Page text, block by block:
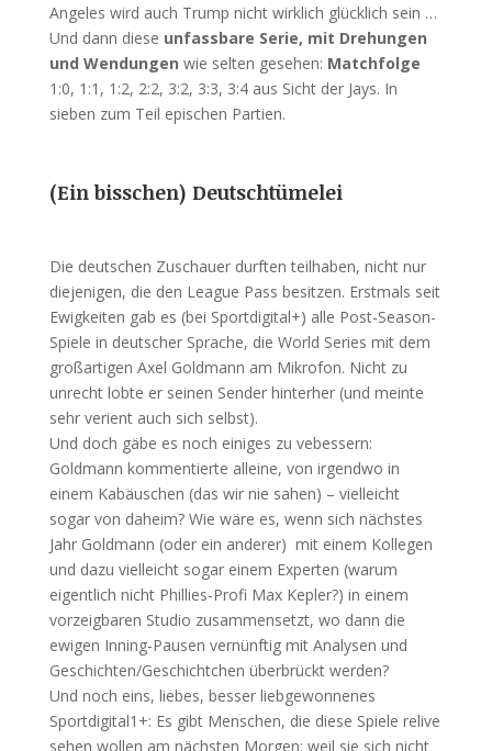
Angeles wird auch Trump nicht wirklich glücklich sein …
Und dann diese unfassbare Serie, mit Drehungen
und Wendungen wie selten gesehen: Matchfolge
1:0, 1:1, 1:2, 2:2, 3:2, 3:3, 3:4 aus Sicht der Jays. In
sieben zum Teil epischen Partien.
(Ein bisschen) Deutschtümelei
Die deutschen Zuschauer durften teilhaben, nicht nur
diejenigen, die den League Pass besitzen. Erstmals seit
Ewigkeiten gab es (bei Sportdigital+) alle Post-Season-
Spiele in deutscher Sprache, die World Series mit dem
großartigen Axel Goldmann am Mikrofon. Nicht zu
unrecht lobte er seinen Sender hinterher (und meinte
sehr verient auch sich selbst).
Und doch gäbe es noch einiges zu vebessern:
Goldmann kommentierte alleine, von irgendwo in
einem Kabäuschen (das wir nie sahen) – vielleicht
sogar von daheim? Wie wäre es, wenn sich nächstes
Jahr Goldmann (oder ein anderer) mit einem Kollegen
und dazu vielleicht sogar einem Experten (warum
eigentlich nicht Phillies-Profi Max Kepler?) in einem
vorzeigbaren Studio zusammensetzt, wo dann die
ewigen Inning-Pausen vernünftig mit Analysen und
Geschichten/Geschichtchen überbrückt werden?
Und noch eins, liebes, besser liebgewonnenes
Sportdigital1+: Es gibt Menschen, die diese Spiele relive
sehen wollen am nächsten Morgen; weil sie sich nicht